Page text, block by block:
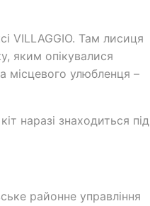
VILLAGGIO. Там лисиця
яким опікувалися
місцевого улюбленця –
наразі знаходиться під
районне управління